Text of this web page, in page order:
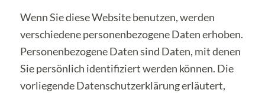
Wenn Sie diese Website benutzen, werden
verschiedene personenbezogene Daten erhoben.
Personenbezogene Daten sind Daten, mit denen
Sie persönlich identifiziert werden können. Die
vorliegende Datenschutzerklärung erläutert,